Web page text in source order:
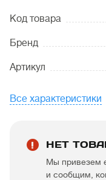
Код товара
Бренд
Артикул
Все характеристики
НЕТ
Мы привезем
и сообщим,